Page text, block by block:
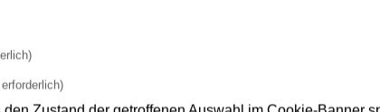
Da die Arbeiten im Niederdruck-Sandstrahlverfahren